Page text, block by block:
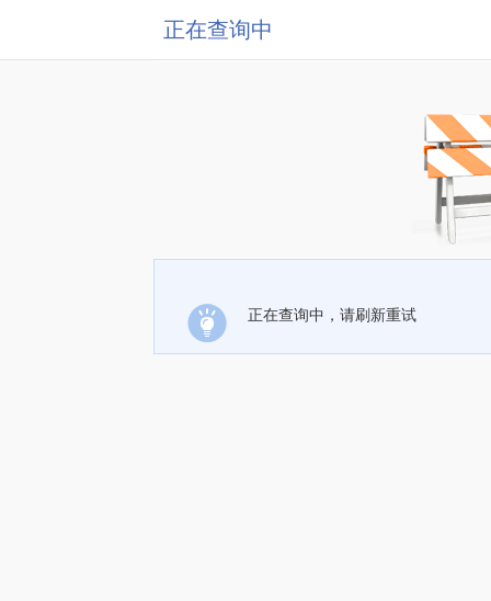
正在查询中
正在查询中，请刷新重试